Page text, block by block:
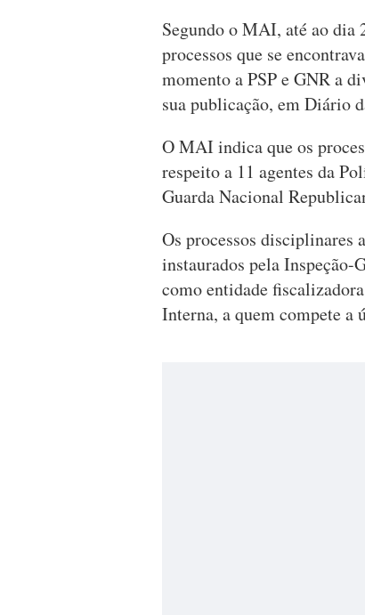
Segundo o MAI, até ao dia
processos que se
momento a PSP e GNR a
sua publicação, em Diário
O MAI indica que os
respeito a 11 agentes da
Guarda Nacional
Os processos disciplinares
instaurados pela
como entidade
Interna, a quem compete a